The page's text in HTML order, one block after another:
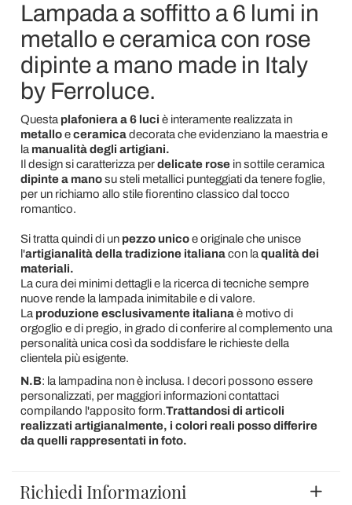
Lampada a soffitto a 6 lumi in
metallo e ceramica con rose
dipinte a mano made in Italy
by Ferroluce.
Questa plafoniera a 6 luci è interamente realizzata in
metalloeceramicadecorata che evidenziano la maestria e
la manualità degli artigiani.
Il design si caratterizza perdelicate rosein sottile ceramica
dipinte a manosu steli metallici punteggiati da tenere foglie,
per un richiamo allo stile fiorentino classico dal tocco
romantico.
Si tratta quindi di un pezzo unicoe originale che unisce
l'artigianalità della tradizione italianacon la qualità dei
materiali.
La cura dei minimi dettagli e la ricerca di tecniche sempre
nuove rende la lampada inimitabile e di valore.
La produzione esclusivamente italianaè motivo di
orgoglio e di pregio, in grado di conferire al complemento una
personalità unica così da soddisfare le richieste della
clientela più esigente.
N.B: la lampadina non è inclusa. I decori possono essere
personalizzati, per maggiori informazioni contattaci
compilando l'apposito form.Trattandosi di articoli
realizzati artigianalmente, i colori reali posso differire
da quelli rappresentati in foto.
Richiedi Informazioni